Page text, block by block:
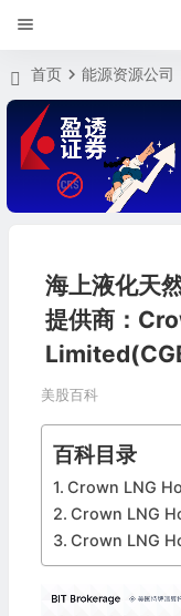
首页 能源资源公司
海上液化天
提供商：
美股百科
百科目录
Crown LNG
Crown LNG
Crown LNG